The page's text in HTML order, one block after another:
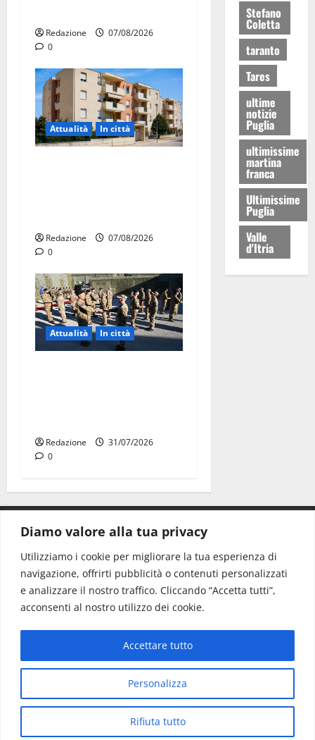
Diamo valore alla tua privacy
Utilizziamo i cookie per migliorare la tua esperienza di
navigazione, offrirti pubblicità o contenuti personalizzati
e analizzare il nostro traffico. Cliccando “Accetta tutti”,
acconsenti al nostro utilizzo dei cookie.
Personalizza
Rifiuta tutto
Accettare tutto
Redazione
07/08/2026
0
Attualità In città
Redazione
07/08/2026
0
Attualità In città
Redazione
31/07/2026
0
Stefano
Coletta
taranto
Tares
ultime
notizie
Puglia
ultimissime
martina
franca
Ultimissime
Puglia
Valle
d'Itria
CONTATTI.
Redazione: redazione@www.martinasera.it
Direttore:direttore@www.martinasera.it
Info & Commerciale:info@www.martinasera.it
Home News Vivere la città EVENTI
Salute
Il Blog del Direttore
Copyright © All rights reserved.
themes.